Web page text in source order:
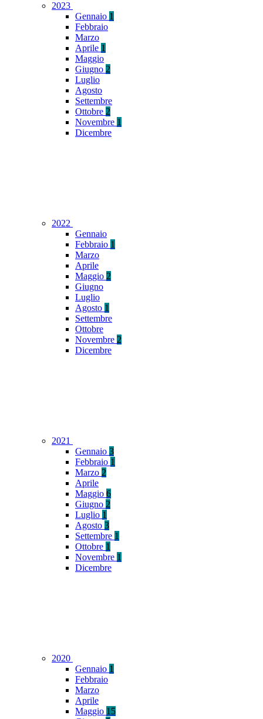
2023
Gennaio 1
Febbraio
Marzo
Aprile 1
Maggio
Giugno 2
Luglio
Agosto
Settembre
Ottobre 2
Novembre 1
Dicembre
2022
Gennaio
Febbraio 1
Marzo
Aprile
Maggio 2
Giugno
Luglio
Agosto 1
Settembre
Ottobre
Novembre 2
Dicembre
2021
Gennaio 3
Febbraio 1
Marzo 2
Aprile
Maggio 6
Giugno 2
Luglio 1
Agosto 3
Settembre 1
Ottobre 1
Novembre 1
Dicembre
2020
Gennaio 1
Febbraio
Marzo
Aprile
Maggio 15